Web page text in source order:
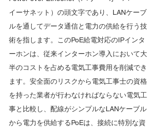
イーサネット）の頭文字であり、LANケーブ
ルを通してデータ通信と電力の供給を行う技
術を指します。このPoE給電対応のIPインタ
ーホンは、従来インターホン導入において大
半のコストを占める電気工事費用を削減でき
ます。安全面のリスクから電気工事士の資格
を持った業者が行わなければならない電気工
事と比較し、配線がシンプルなLANケーブル
から電力を供給するPoEは、接続に特別な資